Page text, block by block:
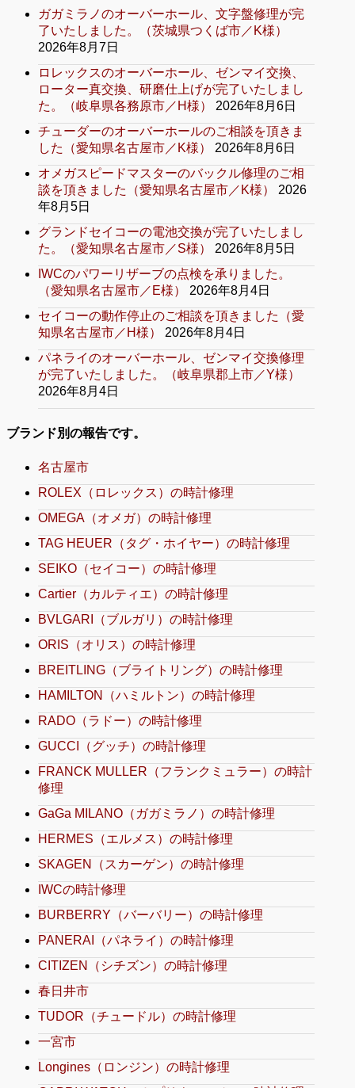
ガガミラノのオーバーホール、文字盤修理が完
了いたしました。（茨城県つくば市／K様）
2026年8月7日
ロレックスのオーバーホール、ゼンマイ交換、
ローター真交換、研磨仕上げが完了いたしまし
た。（岐阜県各務原市／H様）
2026年8月6日
チューダーのオーバーホールのご相談を頂きま
した（愛知県名古屋市／K様）
2026年8月6日
オメガスピードマスターのバックル修理のご相
談を頂きました（愛知県名古屋市／K様）
2026
年8月5日
グランドセイコーの電池交換が完了いたしまし
た。（愛知県名古屋市／S様）
2026年8月5日
IWCのパワーリザーブの点検を承りました。
（愛知県名古屋市／E様）
2026年8月4日
セイコーの動作停止のご相談を頂きました（愛
知県名古屋市／H様）
2026年8月4日
パネライのオーバーホール、ゼンマイ交換修理
が完了いたしました。（岐阜県郡上市／Y様）
2026年8月4日
ブランド別の報告です。
名古屋市
ROLEX（ロレックス）の時計修理
OMEGA（オメガ）の時計修理
TAG HEUER（タグ・ホイヤー）の時計修理
SEIKO（セイコー）の時計修理
Cartier（カルティエ）の時計修理
BVLGARI（ブルガリ）の時計修理
ORIS（オリス）の時計修理
BREITLING（ブライトリング）の時計修理
HAMILTON（ハミルトン）の時計修理
RADO（ラドー）の時計修理
GUCCI（グッチ）の時計修理
FRANCK MULLER（フランクミュラー）の時計
修理
GaGa MILANO（ガガミラノ）の時計修理
HERMES（エルメス）の時計修理
SKAGEN（スカーゲン）の時計修理
IWCの時計修理
BURBERRY（バーバリー）の時計修理
PANERAI（パネライ）の時計修理
CITIZEN（シチズン）の時計修理
春日井市
TUDOR（チュードル）の時計修理
一宮市
Longines（ロンジン）の時計修理